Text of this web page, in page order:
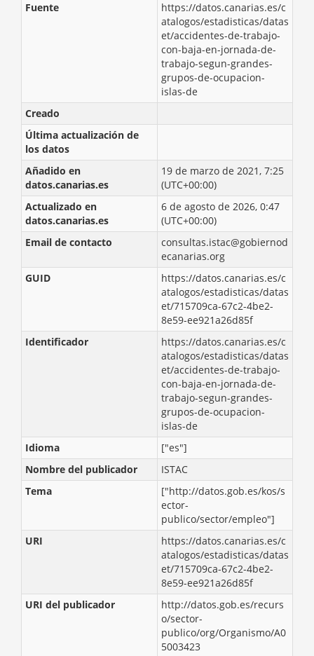
Fuente
https://datos.canarias.es/c
atalogos/estadisticas/datas
et/accidentes-de-trabajo-
con-baja-en-jornada-de-
trabajo-segun-grandes-
grupos-de-ocupacion-
islas-de
Creado
Última actualización de
los datos
Añadido en
datos.canarias.es
19 de marzo de 2021, 7:25
(UTC+00:00)
Actualizado en
datos.canarias.es
6 de agosto de 2026, 0:47
(UTC+00:00)
Email de contacto
consultas.istac@gobiernod
ecanarias.org
GUID
https://datos.canarias.es/c
atalogos/estadisticas/datas
et/715709ca-67c2-4be2-
8e59-ee921a26d85f
Identificador
https://datos.canarias.es/c
atalogos/estadisticas/datas
et/accidentes-de-trabajo-
con-baja-en-jornada-de-
trabajo-segun-grandes-
grupos-de-ocupacion-
islas-de
Idioma
["es"]
Nombre del publicador
ISTAC
Tema
["http://datos.gob.es/kos/s
ector-
publico/sector/empleo"]
URI
https://datos.canarias.es/c
atalogos/estadisticas/datas
et/715709ca-67c2-4be2-
8e59-ee921a26d85f
URI del publicador
http://datos.gob.es/recurs
o/sector-
publico/org/Organismo/A0
5003423